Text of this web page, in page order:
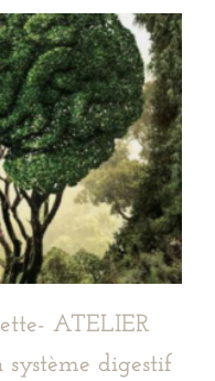
ATELIER
digestif